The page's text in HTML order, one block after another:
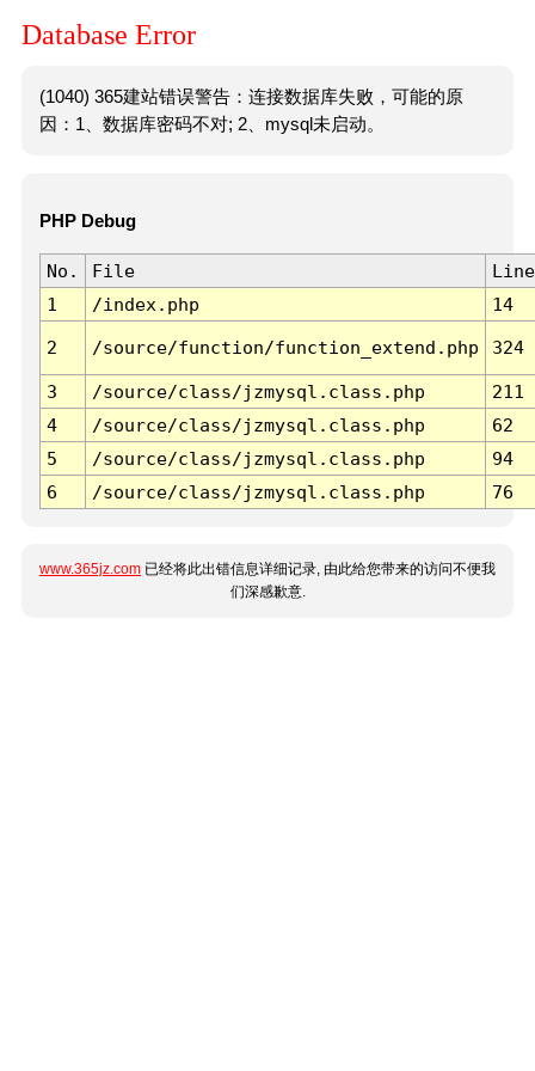
Database Error
(1040) 365建站错误警告：连接数据库失败，可能的原
因：1、数据库密码不对; 2、mysql未启动。
PHP Debug
No. File
Line
1
/index.php 14
2 /source/function/function_extend.php 324
3 /source/class/jzmysql.class.php
211
4
/source/class/jzmysql.class.php
62
5
/source/class/jzmysql.class.php
94
6
/source/class/jzmysql.class.php 76
www.365jz.com 已经将此出错信息详细记录, 由此给您带来的访问不便我
们深感歉意.